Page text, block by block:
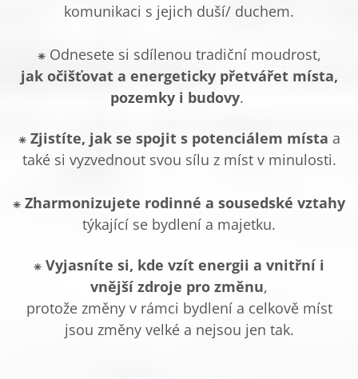
komunikaci s jejich duší/ duchem.
⁕ Odnesete si sdílenou tradiční moudrost,
jak očišťovat a energeticky přetvářet místa,
pozemky i budovy.
⁕ Zjistíte, jak se spojit s potenciálem místa a
také si vyzvednout svou sílu z míst v minulosti.
⁕ Zharmonizujete rodinné a sousedské vztahy
týkající se bydlení a majetku.
⁕ Vyjasníte si, kde vzít energii a vnitřní i
vnější zdroje pro změnu,
protože změny v rámci bydlení a celkově míst
jsou změny velké a nejsou jen tak.